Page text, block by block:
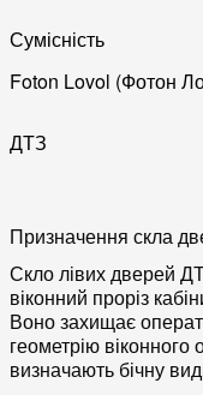
Сумісність
Foton Lovol (Фотон
ДТЗ
Призначення скла
Скло лівих дверей
віконний проріз
Воно захищає
геометрію віконного
визначають бічну